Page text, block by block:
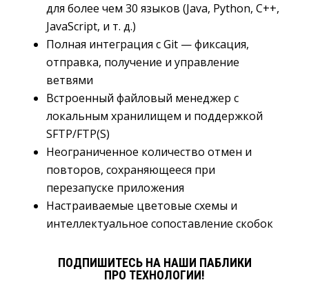
для более чем 30 языков (Java, Python, C++,
JavaScript, и т. д.)
Полная интеграция с Git — фиксация,
отправка, получение и управление
ветвями
Встроенный файловый менеджер с
локальным хранилищем и поддержкой
SFTP/FTP(S)
Неограниченное количество отмен и
повторов, сохраняющееся при
перезапуске приложения
Настраиваемые цветовые схемы и
интеллектуальное сопоставление скобок
ПОДПИШИТЕСЬ НА НАШИ ПАБЛИКИ
ПРО ТЕХНОЛОГИИ!